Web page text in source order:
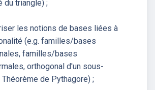
du triangle) ;
les notions de bases liées à
(e.g. familles/bases
familles/bases
orthogonal d'un sous-
de Pythagore) ;